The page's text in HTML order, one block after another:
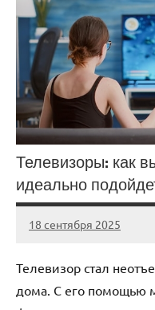
Телевизоры: как
идеально
18 сентября 2025
Avtor
Нет
Телевизор стал
дома. С его